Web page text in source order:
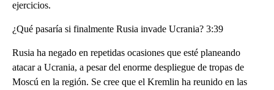
ejercicios.
¿Qué pasaría si finalmente Rusia invade Ucrania? 3:39
Rusia ha negado en repetidas ocasiones que esté planeando
atacar a Ucrania, a pesar del enorme despliegue de tropas de
Moscú en la región. Se cree que el Kremlin ha reunido en las